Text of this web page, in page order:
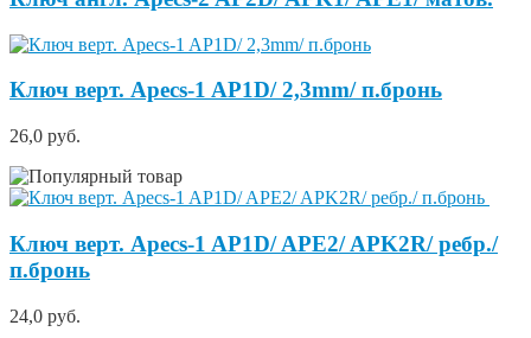
Ключ верт. Apecs-1 AP1D/ 2,3mm/ п.бронь
26,0 руб.
Ключ верт. Apecs-1 AP1D/ APE2/ APK2R/ ребр./
п.бронь
24,0 руб.